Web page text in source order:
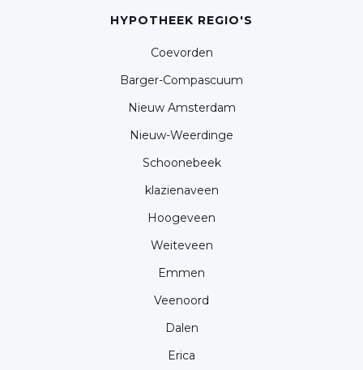
HYPOTHEEK REGIO'S
Coevorden
Barger-Compascuum
Nieuw Amsterdam
Nieuw-Weerdinge
Schoonebeek
klazienaveen
Hoogeveen
Weiteveen
Emmen
Veenoord
Dalen
Erica